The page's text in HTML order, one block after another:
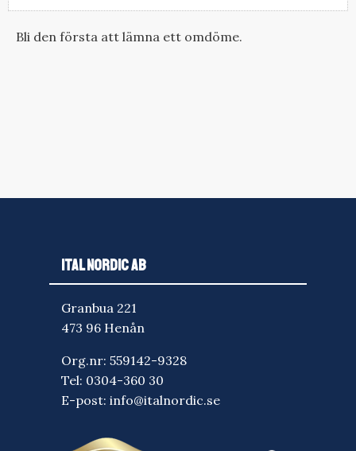
Bli den första att lämna ett omdöme.
ITAL NORDIC AB
Granbua 221
473 96 Henån
Org.nr: 559142-9328
Tel: 0304-360 30
E-post: info@italnordic.se